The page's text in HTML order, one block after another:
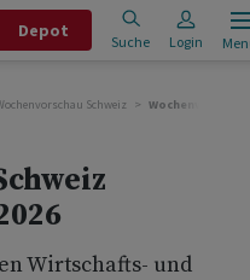
Depot
Suche Login
Schweiz Wochenvorschau
Wirtschafts- und